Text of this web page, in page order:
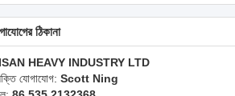
ঠিকানা
HEAVY INDUSTRY LTD
যোগাযোগ: Scott Ning